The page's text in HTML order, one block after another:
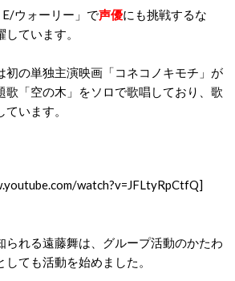
ウォーリー」で声優にも挑戦するな
ています。
初の単独主演映画「コネコノキモチ」が
歌「空の木」をソロで歌唱しており、歌
います。
watch?v=JFLtyRpCtfQ]
られる遠藤舞は、グループ活動のかたわ
しても活動を始めました。